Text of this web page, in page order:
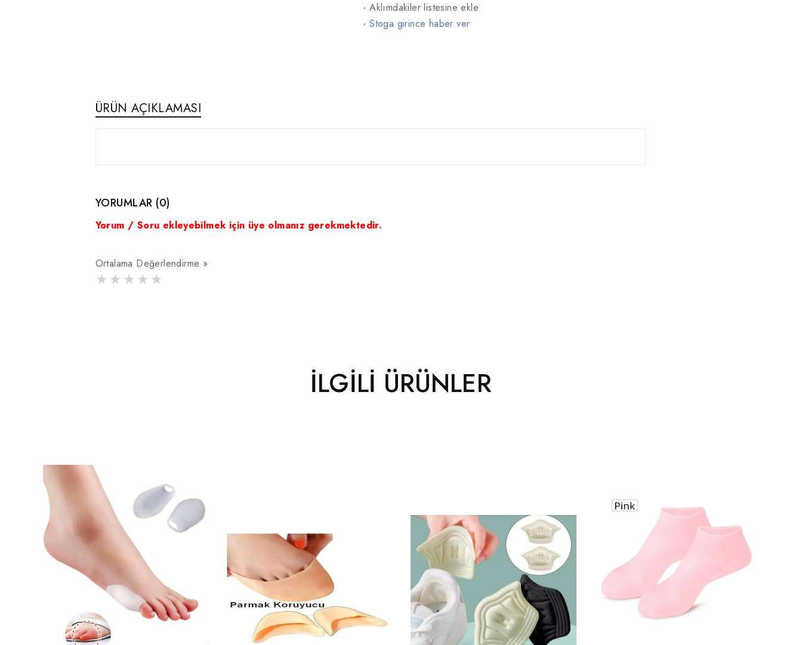
·Aklımdakiler listesine ekle
·Stoga girince haber ver
ÜRÜN AÇIKLAMASI
YORUMLAR (0)
Yorum / Soru ekleyebilmek için üye olmanız gerekmektedir.
Ortalama Değerlendirme »
İLGILI ÜRÜNLER